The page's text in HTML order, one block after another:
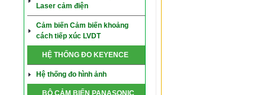
Laser cảm điện
Cảm biến Cảm biến khoảng
cách tiếp xúc LVDT
HỆ THỐNG ĐO KEYENCE
Hệ thống đo hình ảnh
BỘ CẢM BIẾN PANASONIC